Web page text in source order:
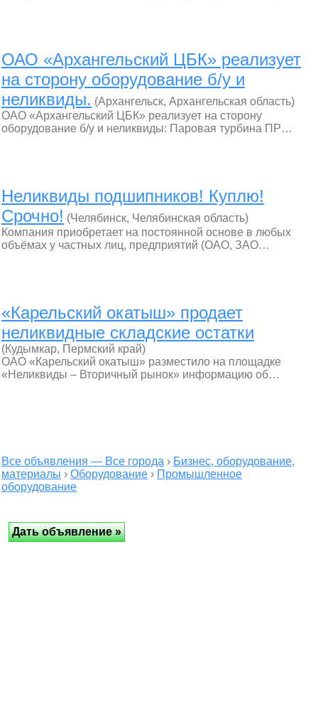
ОАО «Архангельский ЦБК» реализует
на сторону оборудование б/у и
неликвиды. (Архангельск, Архангельская область)
ОАО «Архангельский ЦБК» реализует на сторону
оборудование б/у и неликвиды: Паровая турбина ПР…
Неликвиды подшипников! Куплю!
Срочно! (Челябинск, Челябинская область)
Компания приобретает на постоянной основе в любых
объёмах у частных лиц, предприятий (ОАО, ЗАО…
«Карельский окатыш» продает
неликвидные складские остатки
(Кудымкар, Пермский край)
ОАО «Карельский окатыш» разместило на площадке
«Неликвиды – Вторичный рынок» информацию об…
Все объявления — Все города › Бизнес, оборудование,
материалы › Оборудование › Промышленное
оборудование